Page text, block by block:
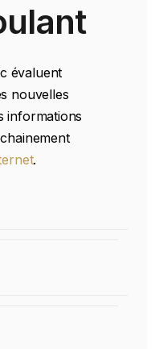
évaluent
nouvelles
informations
.